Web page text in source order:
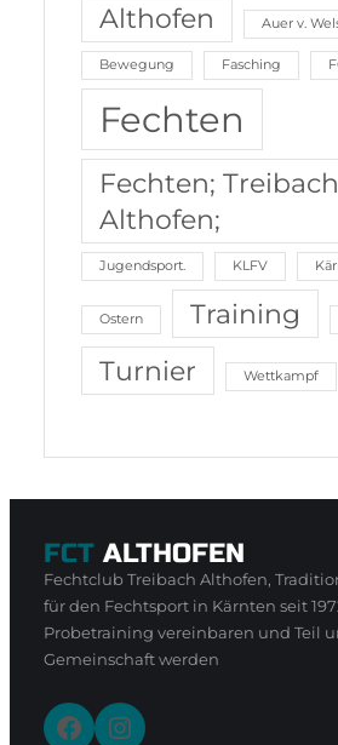
Althofen Auer v.
Bewegung Fasching
Fechten
Fechten;
Althofen;
Jugendsport. KLFV
Ostern Training
Turnier Wettkampf
FCT ALTHOFEN
Fechtclub Treibach Althofen,
für den Fechtsport in Kärnten seit
Probetraining vereinbaren und Teil
Gemeinschaft werden
Facebook Instagram